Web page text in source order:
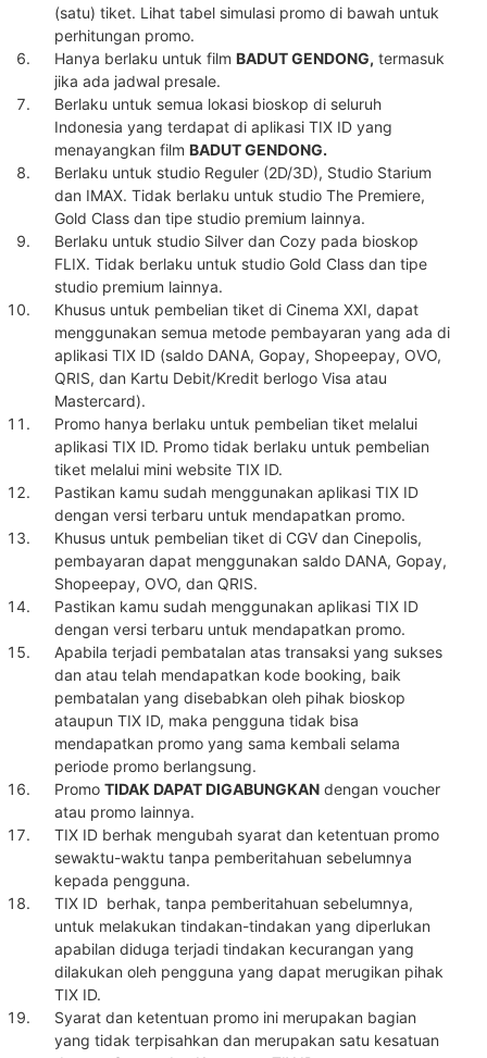
(satu) tiket. Lihat tabel simulasi promo di bawah untuk
perhitungan promo.
Hanya berlaku untuk film BADUT GENDONG, termasuk
jika ada jadwal presale.
Berlaku untuk semua lokasi bioskop di seluruh
Indonesia yang terdapat di aplikasi TIX ID yang
menayangkan film BADUT GENDONG.
Berlaku untuk studio Reguler (2D/3D), Studio Starium
dan IMAX. Tidak berlaku untuk studio The Premiere,
Gold Class dan tipe studio premium lainnya.
Berlaku untuk studio Silver dan Cozy pada bioskop
FLIX. Tidak berlaku untuk studio Gold Class dan tipe
studio premium lainnya.
Khusus untuk pembelian tiket di Cinema XXI, dapat
menggunakan semua metode pembayaran yang ada di
aplikasi TIX ID (saldo DANA, Gopay, Shopeepay, OVO,
QRIS, dan Kartu Debit/Kredit berlogo Visa atau
Mastercard).
Promo hanya berlaku untuk pembelian tiket melalui
aplikasi TIX ID. Promo tidak berlaku untuk pembelian
tiket melalui mini website TIX ID.
Pastikan kamu sudah menggunakan aplikasi TIX ID
dengan versi terbaru untuk mendapatkan promo.
Khusus untuk pembelian tiket di CGV dan Cinepolis,
pembayaran dapat menggunakan saldo DANA, Gopay,
Shopeepay, OVO, dan QRIS.
Pastikan kamu sudah menggunakan aplikasi TIX ID
dengan versi terbaru untuk mendapatkan promo.
Apabila terjadi pembatalan atas transaksi yang sukses
dan atau telah mendapatkan kode booking, baik
pembatalan yang disebabkan oleh pihak bioskop
ataupun TIX ID, maka pengguna tidak bisa
mendapatkan promo yang sama kembali selama
periode promo berlangsung.
Promo TIDAK DAPAT DIGABUNGKAN dengan voucher
atau promo lainnya.
TIX ID berhak mengubah syarat dan ketentuan promo
sewaktu-waktu tanpa pemberitahuan sebelumnya
kepada pengguna.
TIX ID berhak, tanpa pemberitahuan sebelumnya,
untuk melakukan tindakan-tindakan yang diperlukan
apabilan diduga terjadi tindakan kecurangan yang
dilakukan oleh pengguna yang dapat merugikan pihak
TIX ID.
Syarat dan ketentuan promo ini merupakan bagian
yang tidak terpisahkan dan merupakan satu kesatuan